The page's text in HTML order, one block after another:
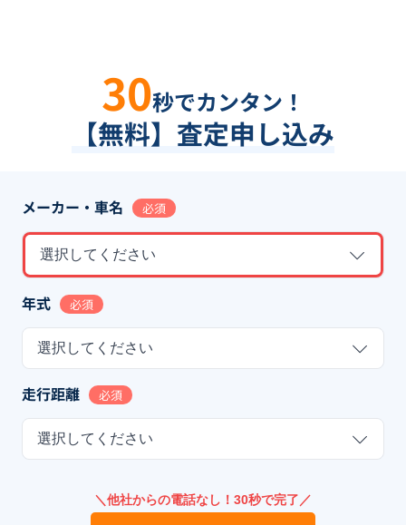
30秒でカンタン！
【無料】査定申し込み
メーカー・車名 必須
選択してください
年式 必須
選択してください
走行距離 必須
選択してください
＼他社からの電話なし！30秒で完了／